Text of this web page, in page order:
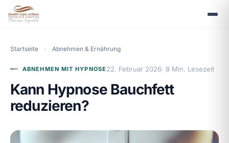
Startseite › Abnehmen & Ernährung
ABNEHMEN MIT HYPNOSE 22. Februar 2026· 8 Min. Lesezeit
Kann Hypnose Bauchfett
reduzieren?